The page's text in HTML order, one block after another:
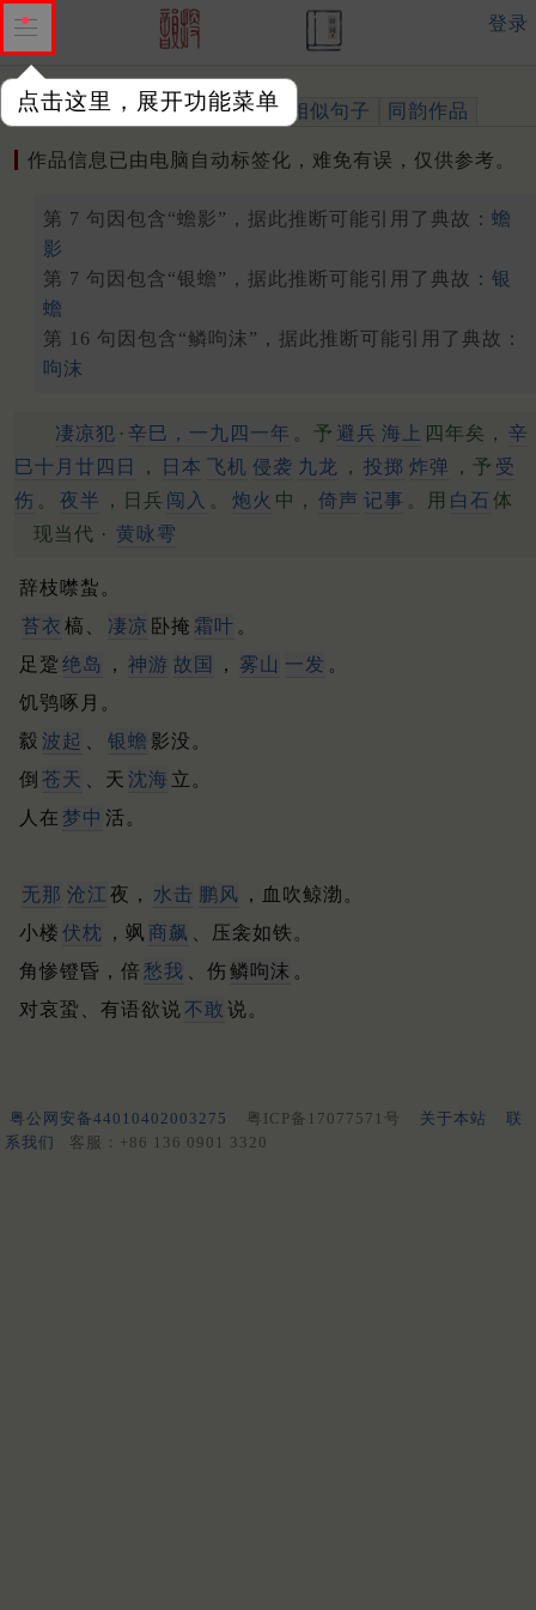
点击这里，展开功能菜单
登录
作品 标注四声 出处、引用 相似句子 同韵作品
作品信息已由电脑自动标签化，难免有误，仅供参考。
第 7 句因包含“蟾影”，据此推断可能引用了典故： 蟾
影
第 7 句因包含“银蟾”，据此推断可能引用了典故： 银
蟾
第 16 句因包含“鳞呴沫”，据此推断可能引用了典故：
呴沫
凄凉犯 · 辛巳 ，一九四一年 。予 避兵 海上 四年矣， 辛
巳十月廿四日
， 日本 飞机 侵袭 九龙 ， 投掷 炸弹 ，予 受
伤 。 夜半 ，日兵 闯入 。 炮火 中， 倚声 记事 。用 白石 体
现当代 · 黄咏雩
辞枝噤蚻。
苔衣 槁、 凄凉 卧掩 霜叶 。
足跫 绝岛 ， 神游 故国 ， 雾山 一发 。
饥鸮啄月。
縠 波起 银蟾 影没。
倒 苍天 、天 沈海 立。
人在 梦中 活。
无那 沧江 夜， 水击 鹏风
，血吹鲸渤。
小楼 伏枕 ，飒 商飙
、压衾如铁。
角惨镫昏，倍 愁我 、伤 鳞呴沫 。
对哀蛩、有语欲说 不敢 说。
粤公网安备44010402003275 粤ICP备17077571号 关于本站
联
系我们
客服：+86 136 0901 3320